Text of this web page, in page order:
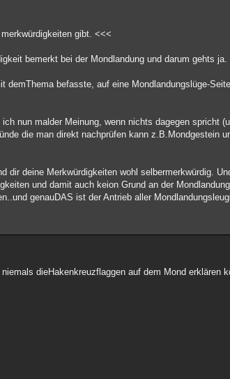
gibt. <<<
bemerkt bei der Mondlandung und darum gehts ja.
befasste, auf eine Mondlandungslüge-
nun malder Meinung, wenn nichts dagegen spricht
die man direkt nachprüfen kann z.B.Mondgestein
deine Merkwürdigkeiten wohl selbermerkwürdig.
und damit auch keion Grund an der
genauDAS ist der Antrieb aller
dieHakenkreuzflaggen auf dem Mond erklären